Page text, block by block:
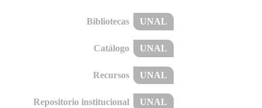
Bibliotecas UNAL
Catálogo UNAL
Recursos UNAL
Repositorio institucional UNAL